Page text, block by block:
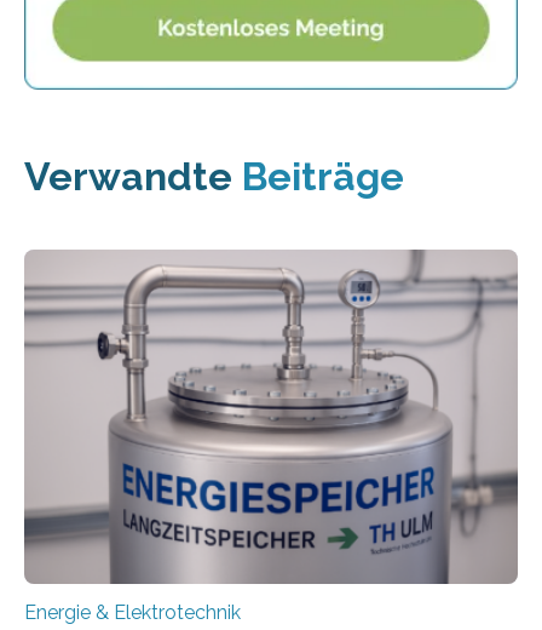
Verwandte Beiträge
Energie & Elektrotechnik